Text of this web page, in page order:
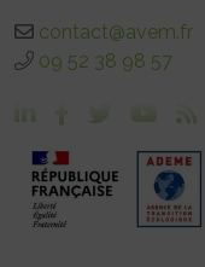
contact@avem.fr
09 52 38 98 57